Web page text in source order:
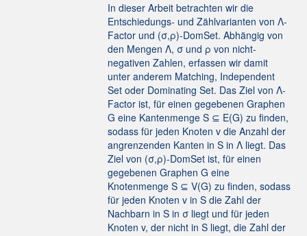
In dieser Arbeit betrachten wir die
Entschiedungs- und Zählvarianten von Λ-
Factor und (σ,ρ)-DomSet. Abhängig von
den Mengen Λ, σ und ρ von nicht-
negativen Zahlen, erfassen wir damit
unter anderem Matching, Independent
Set oder Dominating Set. Das Ziel von Λ-
Factor ist, für einen gegebenen Graphen
G eine Kantenmenge S ⊆ E(G) zu finden,
sodass für jeden Knoten v die Anzahl der
angrenzenden Kanten in S in Λ liegt. Das
Ziel von (σ,ρ)-DomSet ist, für einen
gegebenen Graphen G eine
Knotenmenge S ⊆ V(G) zu finden, sodass
für jeden Knoten v in S die Zahl der
Nachbarn in S in σ liegt und für jeden
Knoten v, der nicht in S liegt, die Zahl der